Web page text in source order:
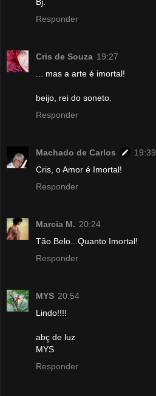
Responder
Cris de Souza 19:27
... mas a arte é imortal!
beijo, rei do soneto.
Responder
Machado de Carlos
19:39
Cris, o Amor é Imortal!
Responder
Marcia M. 20:24
Tão Belo...Quanto Imortal!
Responder
MYS 20:54
Lindo!!!!
abç de luz
MYS
Responder